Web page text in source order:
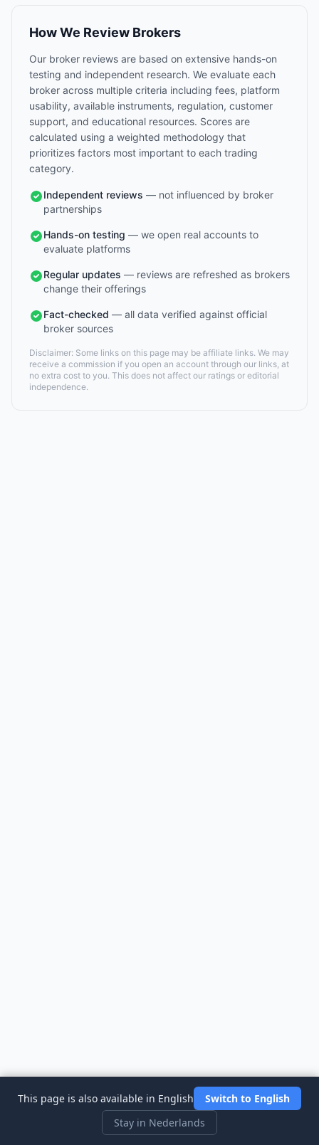
How We Review Brokers
Our broker reviews are based on extensive hands-on
testing and independent research. We evaluate each
broker across multiple criteria including fees, platform
usability, available instruments, regulation, customer
support, and educational resources. Scores are
calculated using a weighted methodology that
prioritizes factors most important to each trading
category.
Independent reviews — not influenced by broker
partnerships
Hands-on testing — we open real accounts to
evaluate platforms
Regular updates — reviews are refreshed as brokers
change their offerings
Fact-checked — all data verified against official
broker sources
Disclaimer: Some links on this page may be affiliate links. We may
receive a commission if you open an account through our links, at
no extra cost to you. This does not affect our ratings or editorial
independence.
This page is also available in English
Switch to English
Stay in Nederlands